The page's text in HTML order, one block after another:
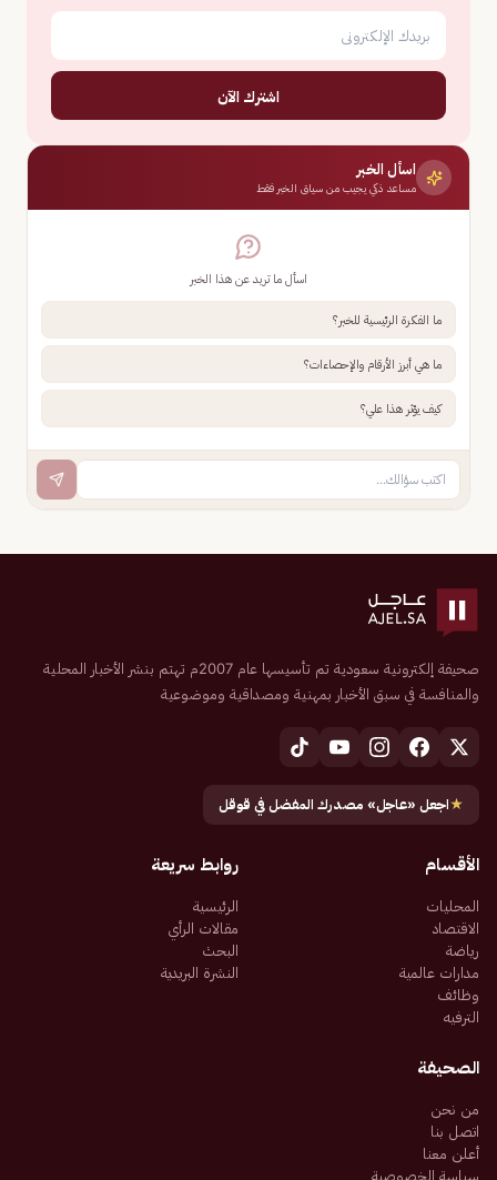
اشترك الآن
اسأل الخبر
مساعد ذكي يجيب من سياق الخبر فقط
اسأل ما تريد عن هذا الخبر
ما الفكرة الرئيسية للخبر؟
ما هي أبرز الأرقام والإحصاءات؟
كيف يؤثر هذا علي؟
صحيفة إلكترونية سعودية تم تأسيسها عام 2007م تهتم بنشر الأخبار المحلية
والمنافسة في سبق الأخبار بمهنية ومصداقية وموضوعية
★اجعل «عاجل» مصدرك المفضل في قوقل
الأقسام
المحليات
الاقتصاد
رياضة
مدارات عالمية
وظائف
الترفيه
روابط سريعة
الرئيسية
مقالات الرأي
البحث
النشرة البريدية
الصحيفة
من نحن
اتصل بنا
أعلن معنا
سياسة الخصوصية